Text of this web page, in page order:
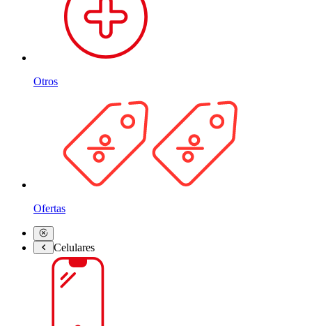
Otros
Ofertas
Celulares